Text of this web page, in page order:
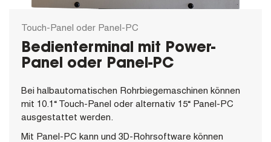
Touch-Panel oder Panel-PC
Bedienterminal mit Power-
Panel oder Panel-PC
Bei halbautomatischen Rohrbiegemaschinen können
mit 10.1“ Touch-Panel oder alternativ 15“ Panel-PC
ausgestattet werden.
Mit Panel-PC kann und 3D-Rohrsoftware können